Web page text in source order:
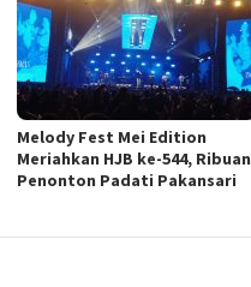
Melody Fest Mei Edition
Meriahkan HJB ke-544, Ribuan
Penonton Padati Pakansari